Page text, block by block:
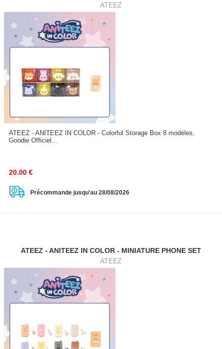
ATEEZ
ATEEZ - ANITEEZ IN COLOR - Colorful Storage Box 8 modèles,
Goodie Officiel...
20.00 €
Précommande jusqu'au 28/08/2026
ATEEZ - ANITEEZ IN COLOR - MINIATURE PHONE SET
ATEEZ